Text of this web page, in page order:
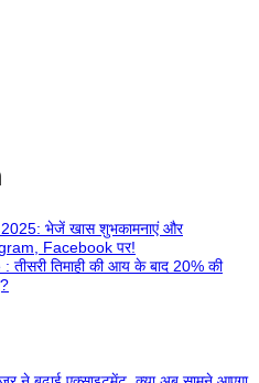
भेजें खास शुभकामनाएं और
Facebook पर!
तिमाही की आय के बाद 20% की